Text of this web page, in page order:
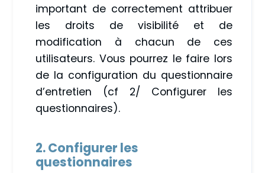
important de correctement attribuer
les droits de visibilité et de
modification à chacun de ces
utilisateurs. Vous pourrez le faire lors
de la configuration du questionnaire
d’entretien (cf 2/ Configurer les
questionnaires).
2. Configurer les
questionnaires